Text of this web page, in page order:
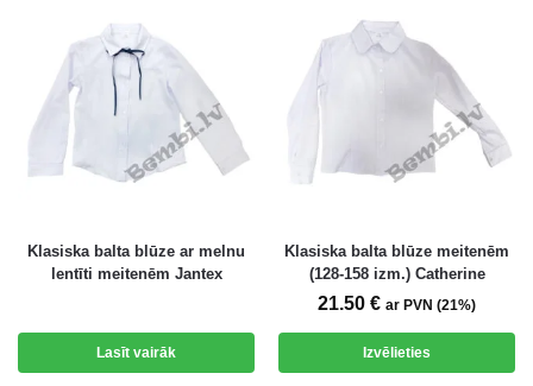
Klasiska balta blūze ar melnu
lentīti meitenēm Jantex
Lasīt vairāk
Klasiska balta blūze meitenēm
(128-158 izm.) Catherine
21.50 € ar PVN (21%)
Izvēlieties